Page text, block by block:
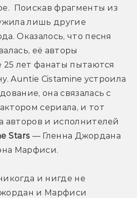
Поискав фрагменты из
лишь другие
Оказалось, что песня
её авторы
25 лет фанаты пытаются
Auntie Cistamine устроила
она связалась с
сериала, и тот
авторов и исполнителей
Stars — Гленна Джордана
Марфиси.
и нигде не
и Марфиси